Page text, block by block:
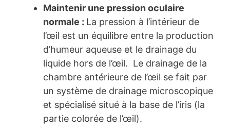
Maintenir une pression oculaire
normale : La pression à l’intérieur de
l’œil est un équilibre entre la production
d’humeur aqueuse et le drainage du
liquide hors de l’œil. Le drainage de la
chambre antérieure de l’œil se fait par
un système de drainage microscopique
et spécialisé situé à la base de l’iris (la
partie colorée de l’œil).